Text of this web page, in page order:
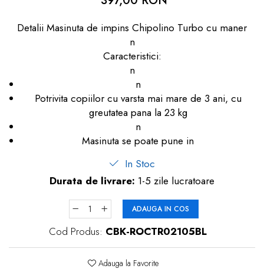
Produse îngrijire copii
Detalii Masinuta de impins Chipolino Turbo cu maner
n
Caracteristici:
n
n
Potrivita copiilor cu varsta mai mare de 3 ani, cu
greutatea pana la 23 kg
n
Masinuta se poate pune in
In Stoc
Durata de livrare: 1-5 zile lucratoare
ADAUGA IN COS
Cod Produs: CBK-ROCTR02105BL
Adauga la Favorite